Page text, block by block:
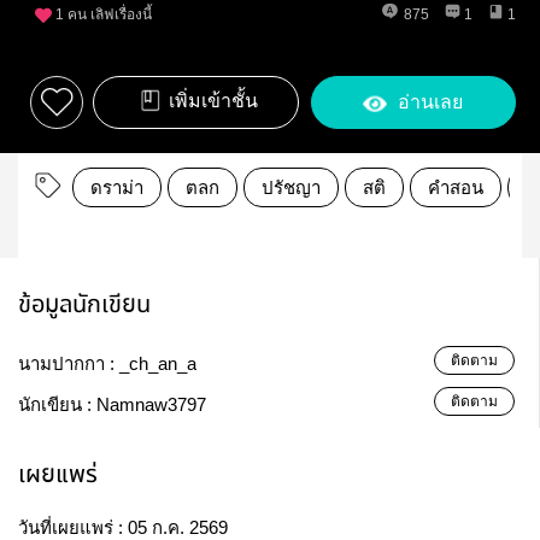
1 คน เลิฟเรื่องนี้ 875 1 1
เพิ่มเข้าชั้น อ่านเลย
ดราม่า ตลก ปรัชญา สติ คำสอน
ข้อมูลนักเขียน
นามปากกา : _ch_an_a ติดตาม
นักเขียน : Namnaw3797 ติดตาม
เผยแพร่
วันที่เผยแพร่ : 05 ก.ค. 2569